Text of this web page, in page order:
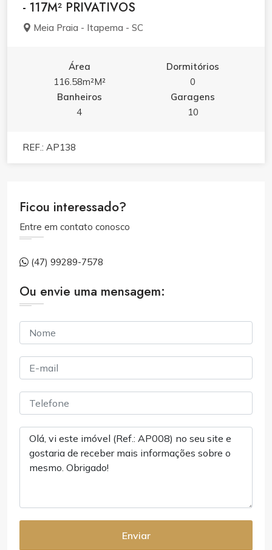
- 117M² PRIVATIVOS
Meia Praia - Itapema - SC
Área
116.58m²M²
Dormitórios
0
Banheiros
4
Garagens
10
REF.: AP138
Ficou interessado?
Entre em contato conosco
(47) 99289-7578
Ou envie uma mensagem:
Enviar